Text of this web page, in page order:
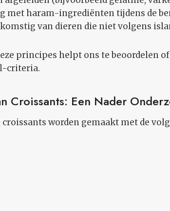
met haram-ingrediënten tijdens de
van dieren die niet volgens
principes helpt ons te beoordelen
criteria.
Croissants: Een Nader
worden gemaakt met de